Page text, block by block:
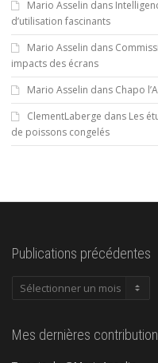
Mario Asselin dans
d’utilisation fascinants
Mario Asselin dans
impacts des écrans
Mario Asselin dans Chapo
ClementLaberge dans Les
de poissons congelés
Publications précédentes
Publications
Mes dernières